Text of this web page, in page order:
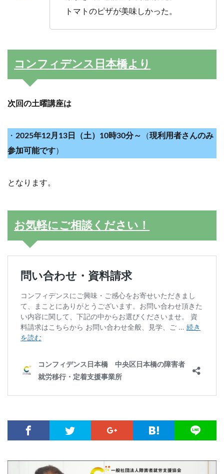
トマトのピザが美味しかった。
コンフィデンス日本橋より
次回の土曜講座は
・ 2025年12月13日（土）10時30分～ （現利用者さんのみ
参加可能です）
となります。
お気軽にご相談ください！